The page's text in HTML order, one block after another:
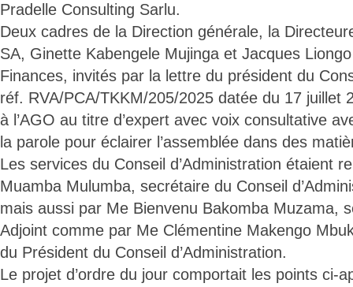
Pradelle Consulting Sarlu.
Deux cadres de la Direction générale, la
SA, Ginette Kabengele Mujinga et Jacques
Finances, invités par la lettre du président du
réf. RVA/PCA/TKKM/205/2025 datée du 17 juillet
à l’AGO au titre d’expert avec voix consultative
la parole pour éclairer l’assemblée dans des
Les services du Conseil d’Administration étaient
Muamba Mulumba, secrétaire du Conseil
mais aussi par Me Bienvenu Bakomba Muzama,
Adjoint comme par Me Clémentine Makengo
du Président du Conseil d’Administration.
Le projet d’ordre du jour comportait les points ci-